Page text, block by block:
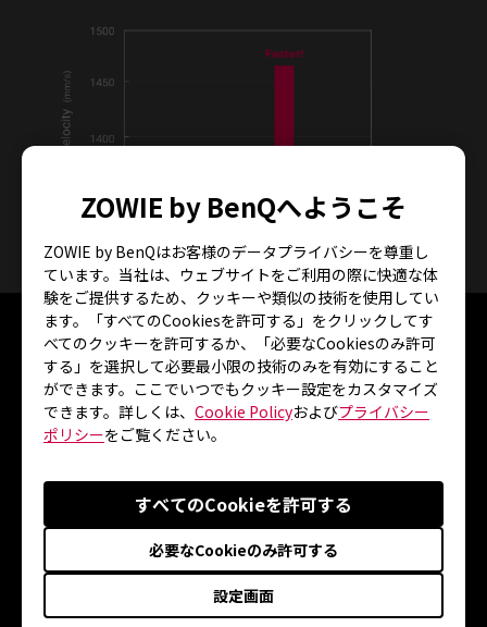
ZOWIE by BenQへようこそ
ZOWIE by BenQはお客様のデータプライバシーを尊重し
ています。当社は、ウェブサイトをご利用の際に快適な体
験をご提供するため、クッキーや類似の技術を使用してい
ます。「すべてのCookiesを許可する」をクリックしてす
べてのクッキーを許可するか、「必要なCookiesのみ許可
する」を選択して必要最小限の技術のみを有効にすること
ができます。ここでいつでもクッキー設定をカスタマイズ
できます。詳しくは、 Cookie Policyおよびプライバシー
ポリシーをご覧ください。
設定画面
必要なCookieのみ許可する
すべてのCookieを許可する
マウスを持ち上げるスピード
信頼性
エンハンストワイヤレスレシーバーが信
号の干渉を軽減
定性を向上させ、ゲーム中のワイヤレス干渉によるフレーム
低下やスタッタリングを最小限に抑えます。
その他のマウス
他のレシーバーの受信範囲には方向性がないため、
最適な信号受信のための正確な方向を特定すること
が難しく、その結果、信号伝送が弱くなります。